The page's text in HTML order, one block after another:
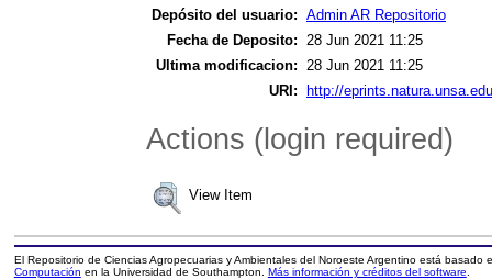
Depósito del usuario: Admin AR Repositorio
Fecha de Deposito: 28 Jun 2021 11:25
Ultima modificacion: 28 Jun 2021 11:25
URI:
http://
Actions (login required)
View Item
El Repositorio de Ciencias Agropecuarias y Ambientales del Noroeste Argentino está basado
Computación en la Universidad de Southampton. Más información y créditos del software